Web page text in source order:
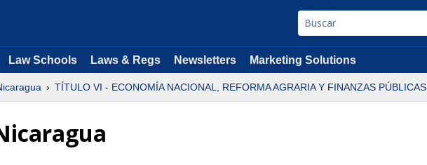
Law Schools Laws & Regs Newsletters Marketing Solutions
TÍTULO VI - ECONOMÍA NACIONAL, REFORMA AGRARIA Y FINANZAS PÚBLICAS